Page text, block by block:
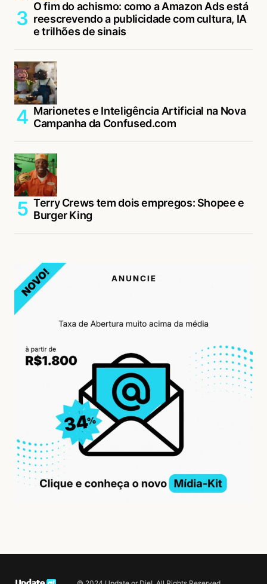
O fim do achismo: como a Amazon Ads está
reescrevendo a publicidade com cultura, IA
e trilhões de sinais
Marionetes e Inteligência Artificial na Nova
Campanha da Confused.com
Terry Crews tem dois empregos: Shopee e
Burger King